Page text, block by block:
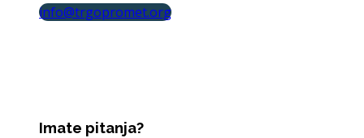
info@trgopromet.org
Imate pitanja?